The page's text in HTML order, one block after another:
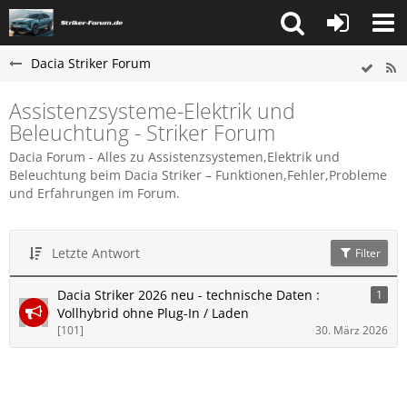
Dacia Striker Forum
Assistenzsysteme-Elektrik und
Beleuchtung - Striker Forum
Dacia Forum - Alles zu Assistenzsystemen,Elektrik und
Beleuchtung beim Dacia Striker – Funktionen,Fehler,Probleme
und Erfahrungen im Forum.
Letzte Antwort Filter
Dacia Striker 2026 neu - technische Daten :
Vollhybrid ohne Plug-In / Laden
1
[101] 30. März 2026